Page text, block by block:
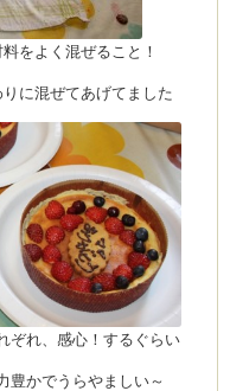
をよく混ぜること！
に混ぜてあげてました
ぞれ、感心！するぐらい
豊かでうらやましい～